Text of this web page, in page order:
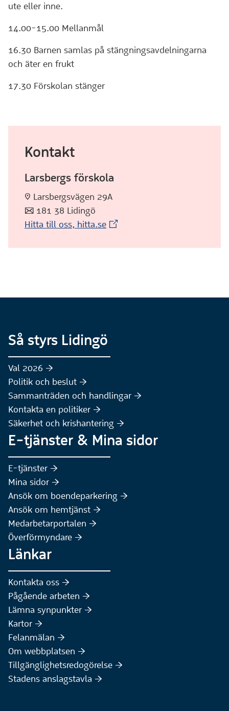
ute eller inne.
14.00-15.00 Mellanmål
16.30 Barnen samlas på stängningsavdelningarna
och äter en frukt
17.30 Förskolan stänger
Kontakt
Larsbergs förskola
:pin: Larsbergsvägen 29A
:post: 181 38 Lidingö
Hitta till oss, hitta.se(Extern webbplats)
Så styrs Lidingö
Val 2026 :höger:
Politik och beslut :höger:
Sammanträden och handlingar :höger:
Kontakta en politiker :höger:
Säkerhet och krishantering :höger:
E-tjänster & Mina sidor
E-tjänster :höger:
Mina sidor :höger:
Ansök om boendeparkering :höger:
Ansök om hemtjänst :höger:
Medarbetarportalen :höger:
Överförmyndare :höger:
Länkar
Kontakta oss :höger:
Pågående arbeten :höger:
Lämna synpunkter :höger:
Kartor :höger:
Felanmälan :höger:
Om webbplatsen :höger:
Tillgänglighetsredogörelse :höger:
Stadens anslagstavla :höger: